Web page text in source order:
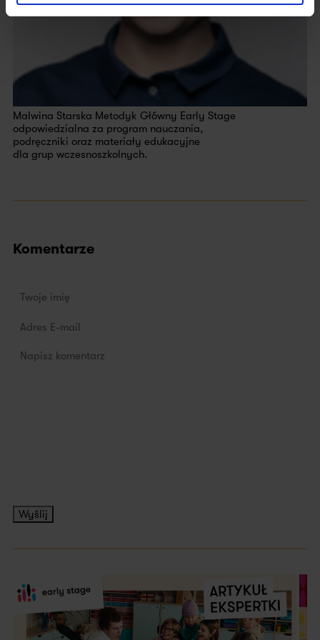
Malwina Starska Metodyk Główny Early Stage
odpowiedzialna za program nauczania,
podręczniki oraz materiały edukacyjne
dla grup wczesnoszkolnych.
Komentarze
Wyślij